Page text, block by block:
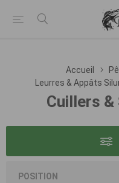
Accueil
Leurres & Appâts
Cuillers &